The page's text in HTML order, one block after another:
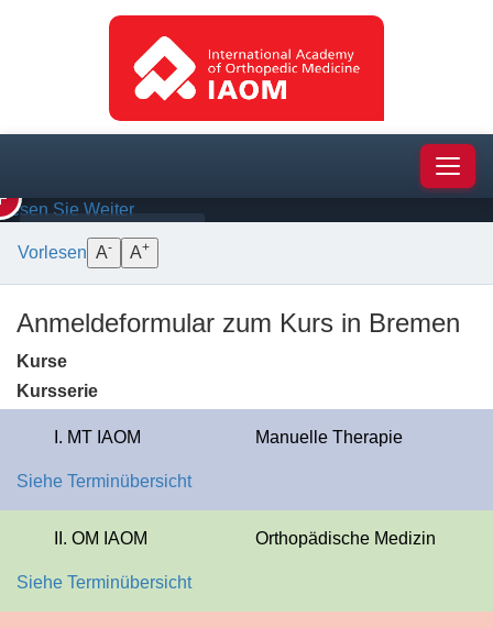
BEHANDLUNG ANATOMIE
Lesen Sie Weiter
Vorlesen A- A+
Anmeldeformular zum Kurs in Bremen
Kurse
Kursserie
I. MT IAOM Manuelle Therapie
Siehe Terminübersicht
II. OM IAOM Orthopädische Medizin
Siehe Terminübersicht